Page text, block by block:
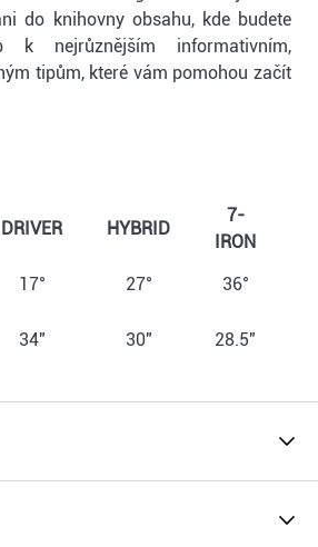
do knihovny obsahu, kde budete
nejrůznějším informativním,
tipům, které vám pomohou začít
DRIVER HYBRID
7-
IRON
17° 27° 36°
34" 30" 28.5"